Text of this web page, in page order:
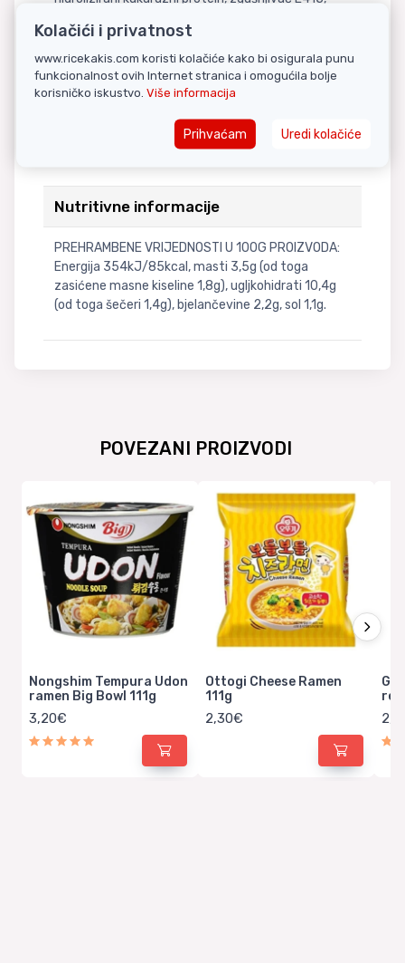
SOJA umak u prahu (SOJA, PŠENICA), sol,
maltodekstrin], sredstvo E551, boja E150c, E160c,
worcestershire umak u prahu [maltodekstrin ,
melasa, rakijski ocat, kukuruzni sirup, sol, začin
sadržavati tragove rakova, ribe, mekušaca i
Nutritivne informacije
PREHRAMBENE VRIJEDNOSTI U 100G PROIZVODA:
Energija 354kJ/85kcal, masti 3,5g (od toga
zasićene masne kiseline 1,8g), ugljkohidrati 10,4g
(od toga šečeri 1,4g), bjelančevine 2,2g, sol 1,1g.
POVEZANI PROIZVODI
Nongshim Tempura Udon
ramen Big Bowl 111g
3,20€
Ottogi Cheese Ramen
111g
2,30€
Kolačići i privatnost
www.ricekakis.com koristi kolačiće kako bi osigurala punu
funkcionalnost ovih Internet stranica i omogućila bolje
korisničko iskustvo. Više informacija
Prihvaćam Uredi kolačiće